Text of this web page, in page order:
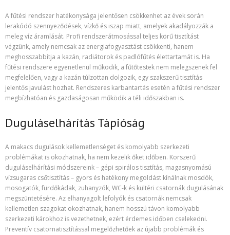
A fűtési rendszer hatékonysága jelentősen csökkenhet az évek során
lerakódó szennyeződések, vízkő és iszap miatt, amelyek akadályozzák a
meleg víz áramlását. Profi rendszerátmosással teljes körű tisztítást
végzünk, amely nemcsak az energiafogyasztást csökkenti, hanem
meghosszabbítja a kazán, radiátorok és padlófűtés élettartamát is. Ha
fűtési rendszere egyenetlenül működik, a fűtőtestek nem melegszenek fel
megfelelően, vagy a kazán túlzottan dolgozik, egy szakszerű tisztítás
jelentős javulást hozhat. Rendszeres karbantartás esetén a fűtési rendszer
megbízhatóan és gazdaságosan működik a téli időszakban is.
Duguláselhárítás Tápióság
A makacs dugulások kellemetlenséget és komolyabb szerkezeti
problémákat is okozhatnak, ha nem kezelik őket időben. Korszerű
duguláselhárítási módszereink – gépi spirálos tisztítás, magasnyomású
vízsugaras csőtisztítás – gyors és hatékony megoldást kínálnak mosdók,
mosogatók, fürdőkádak, zuhanyzók, WC-k és kültéri csatornák dugulásának
megszüntetésére. Az elhanyagolt lefolyók és csatornák nemcsak
kellemetlen szagokat okozhatnak, hanem hosszú távon komolyabb
szerkezeti károkhoz is vezethetnek, ezért érdemes időben cselekedni.
Preventív csatornatisztítással megelőzhetőek az újabb problémák és